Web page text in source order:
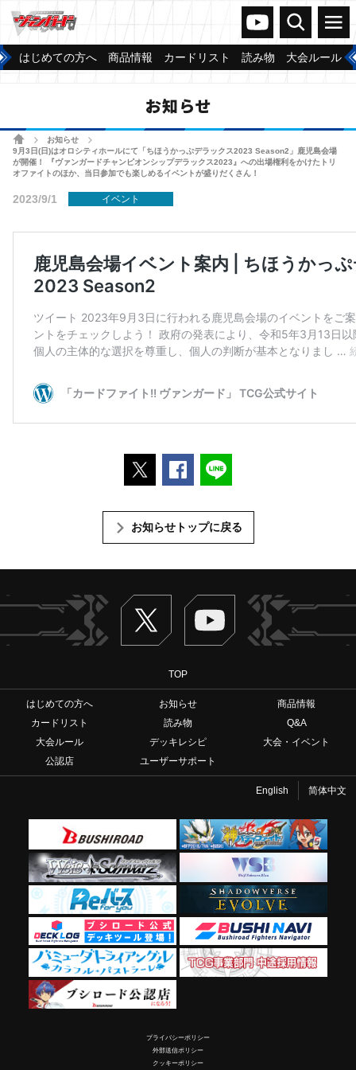
ヴァンガードch
検索 メニュー
はじめての方へ 商品情報 カードリスト 読み物 大会ルール
お知らせ
ホームお知らせ
9月3日(日)はオロシティホールにて「ちほうかっぷデラックス2023 Season2」鹿児島会場
が開催！ 『ヴァンガードチャンピオンシップデラックス2023』への出場権利をかけたトリ
オファイトのほか、当日参加でも楽しめるイベントが盛りだくさん！
2023/9/1 イベント
ポストするFacebookでシェアする
お知らせトップに戻る
Twitter ヴァンガードch
TOP
はじめての方へ お知らせ
商品情報
カードリスト
読み物
Q&A
大会ルール
デッキレシピ
大会・イベント
公認店
ユーザーサポート
English 简体中文
プライバシーポリシー
外部送信ポリシー
クッキーポリシー